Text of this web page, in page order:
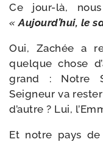
Ce jour-​là,
« Aujourd’hui, le
Oui, Zachée a
quelque chose
grand : Notre
Seigneur va
d’autre ? Lui,
Et notre pays